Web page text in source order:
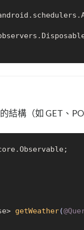
結構（如 GET、
getWeather(